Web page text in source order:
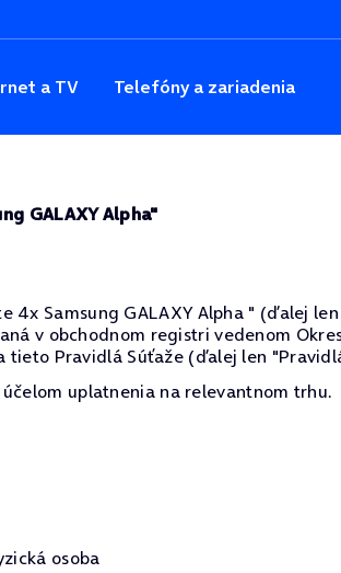
a TV Telefóny a zariadenia
GALAXY Alpha"
Samsung GALAXY Alpha " (ďalej
v obchodnom registri vedenom
tieto Pravidlá Súťaže (ďalej len
uplatnenia na relevantnom trhu.
osoba